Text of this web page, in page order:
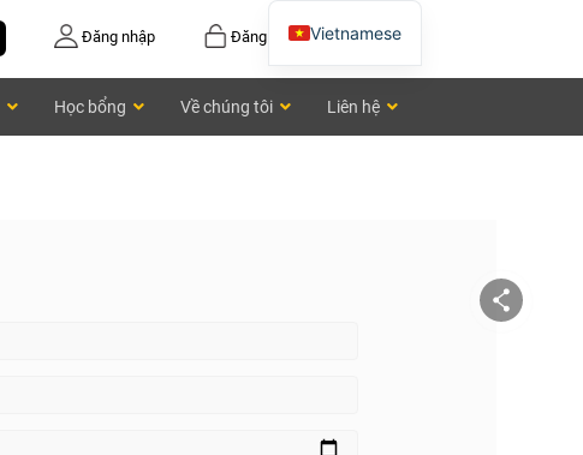
Đăng ký
Đăng nhập
Học bổng Về chúng tôi Liên hệ
Vietnamese
Chinese